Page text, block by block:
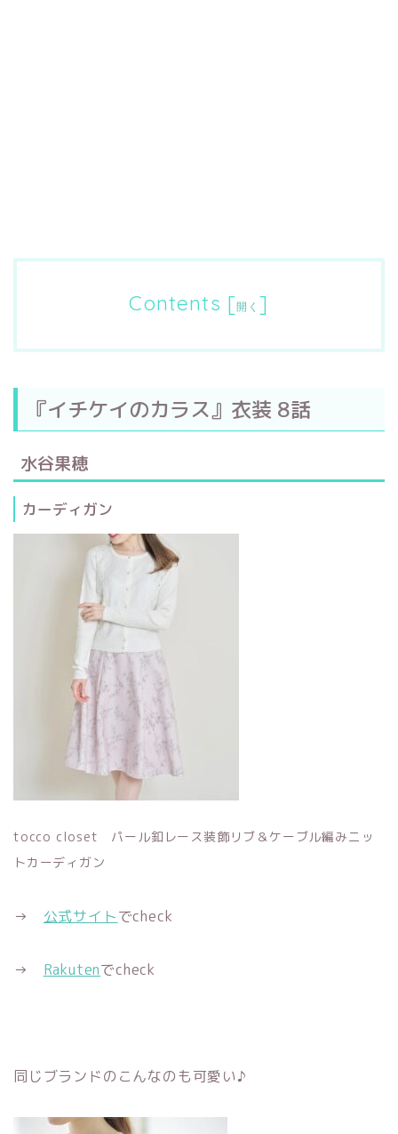
Contents [開く ]
『イチケイのカラス』衣装 8話
水谷果穂
カーディガン
tocco closet パール釦レース装飾リブ＆ケーブル編みニッ
トカーディガン
→ 公式サイトでcheck
→ Rakutenでcheck
同じブランドのこんなのも可愛い♪